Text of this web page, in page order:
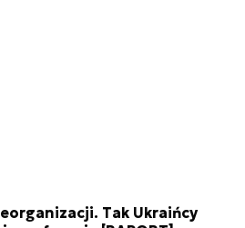
Tak Ukraińcy